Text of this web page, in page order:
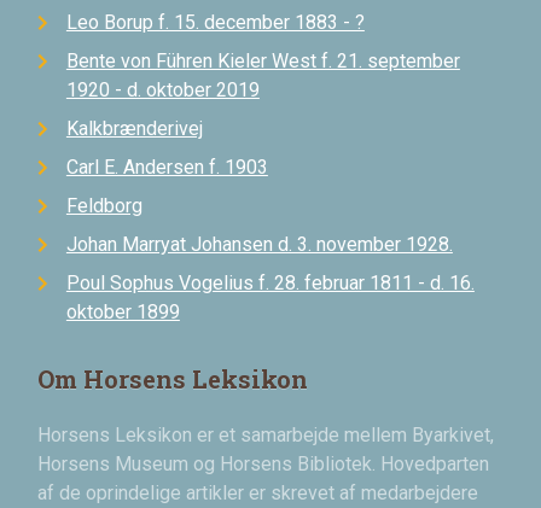
Leo Borup f. 15. december 1883 - ?
Bente von Führen Kieler West f. 21. september
1920 - d. oktober 2019
Kalkbrænderivej
Carl E. Andersen f. 1903
Feldborg
Johan Marryat Johansen d. 3. november 1928.
Poul Sophus Vogelius f. 28. februar 1811 - d. 16.
oktober 1899
Om Horsens Leksikon
Horsens Leksikon er et samarbejde mellem Byarkivet,
Horsens Museum og Horsens Bibliotek. Hovedparten
af de oprindelige artikler er skrevet af medarbejdere